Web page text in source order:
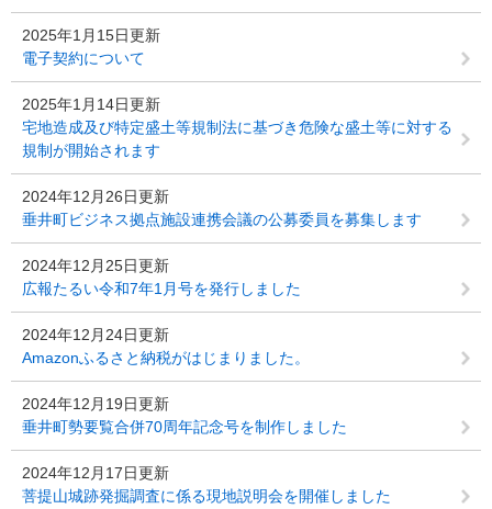
2025年1月15日更新
電子契約について
2025年1月14日更新
宅地造成及び特定盛土等規制法に基づき危険な盛土等に対する
規制が開始されます
2024年12月26日更新
垂井町ビジネス拠点施設連携会議の公募委員を募集します
2024年12月25日更新
広報たるい令和7年1月号を発行しました
2024年12月24日更新
Amazonふるさと納税がはじまりました。
2024年12月19日更新
垂井町勢要覧合併70周年記念号を制作しました
2024年12月17日更新
菩提山城跡発掘調査に係る現地説明会を開催しました